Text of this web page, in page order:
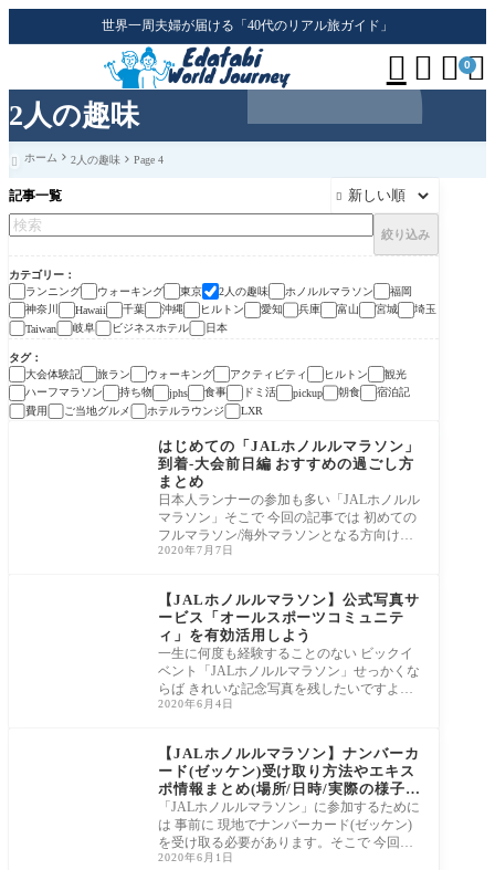
2人の趣味
世界一周夫婦が届ける「40代のリアル旅ガイド」
   0
 ホーム 2人の趣味 Page 4
記事一覧 
絞り込み
カテゴリー
ランニング
ウォーキング 東京 2人の趣味 ホノルルマラソン
福岡
神奈川
Hawaii 千葉 沖縄 ヒルトン 愛知 兵庫 富山 宮城
埼玉
Taiwan
岐阜 ビジネスホテル 日本
タグ
大会体験記
旅ラン ウォーキング アクティビティ ヒルトン
観光
ハーフマラソン
持ち物 jphs 食事 ドミ活 pickup 朝食
宿泊記
費用
ご当地グルメ ホテルラウンジ LXR
はじめての「JALホノルルマラソン」
到着-大会前日編 おすすめの過ごし方
まとめ
日本人ランナーの参加も多い「JALホノルル
マラソン」そこで 今回の記事では 初めての
フルマラソン/海外マラソンとなる方向けに
ホノルル到着-前日まで フルマラソンへのコ
いて解説します。
2020年7月7日
【JALホノルルマラソン】公式写真サ
ービス「オールスポーツコミュニテ
ィ」を有効活用しよう
一生に何度も経験することのない ビックイ
ベント「JALホノルルマラソン」せっかくな
らば きれいな記念写真を残したいですよ
ね。そこで 今回は JALホノルルマラソン公
ついてご紹介します。
2020年6月4日
【JALホノルルマラソン】ナンバーカ
ード(ゼッケン)受け取り方法やエキス
ポ情報まとめ(場所/日時/実際の様子な
ど)
「JALホノルルマラソン」に参加するために
は 事前に 現地でナンバーカード(ゼッケン)
を受け取る必要があります。そこで 今回は
ホノルル到着後に行う「ナンバーカード受
2020年6月1日